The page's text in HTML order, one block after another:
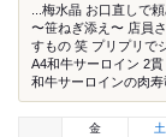
...梅水晶 お口直しで
〜笹ねぎ添え〜 店員
すもの 笑 プリプリで
A4和牛サーロイン 2
和牛サーロインの肉
金
土